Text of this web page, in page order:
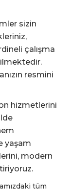
sizin
çalışma
resmini
hizmetlerini
yaşam
modern
tüm